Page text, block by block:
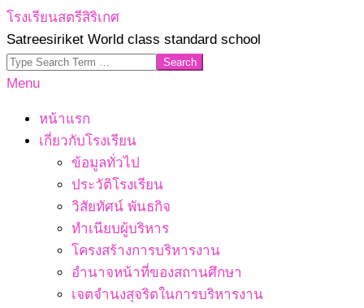
Skip
to
content
โรงเรียนสตรีสิริเกศ
Satreesiriket World class standard school
Search
Primary
Menu
Menu
หน้าแรก
เกี่ยวกับโรงเรียน
ข้อมูลทั่วไป
ประวัติโรงเรียน
วิสัยทัศน์ พันธกิจ
ทำเนียบผู้บริหาร
โครงสร้างการบริหารงาน
อำนาจหน้าที่ของสถานศึกษา
เจตจํานงสุจริตในการบริหารงาน